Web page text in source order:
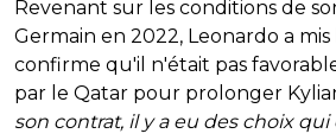
Revenant sur les conditions de
Germain en 2022, Leonardo a
confirme qu'il n'était pas
par le Qatar pour prolonger
son contrat, il y a eu des choix qui